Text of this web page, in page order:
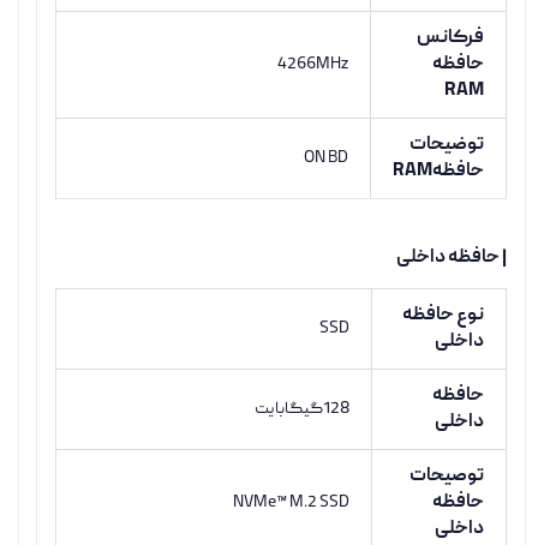
فرکانس
حافظه
RAM
4266MHz
توضیحات
حافظهRAM
ON BD
| حافظه داخلی
نوع حافظه
داخلی
SSD
حافظه
داخلی
128گیگابایت
توصیحات
حافظه
داخلی
NVMe™ M.2 SSD